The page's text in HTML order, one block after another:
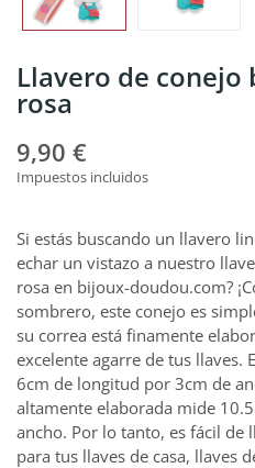
Llavero de conejo
rosa
9,90 €
Impuestos incluidos
Si estás buscando un llavero
echar un vistazo a nuestro
rosa en bijoux-doudou.com?
sombrero, este conejo es
su correa está finamente
excelente agarre de tus llaves.
6cm de longitud por 3cm de
altamente elaborada mide
ancho. Por lo tanto, es fácil de
para tus llaves de casa, llaves